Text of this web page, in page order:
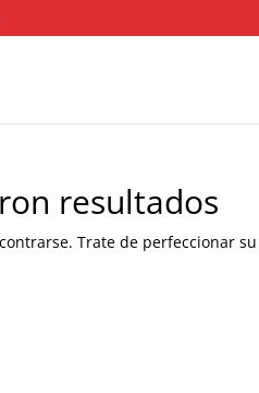
resultados
Trate de perfeccionar